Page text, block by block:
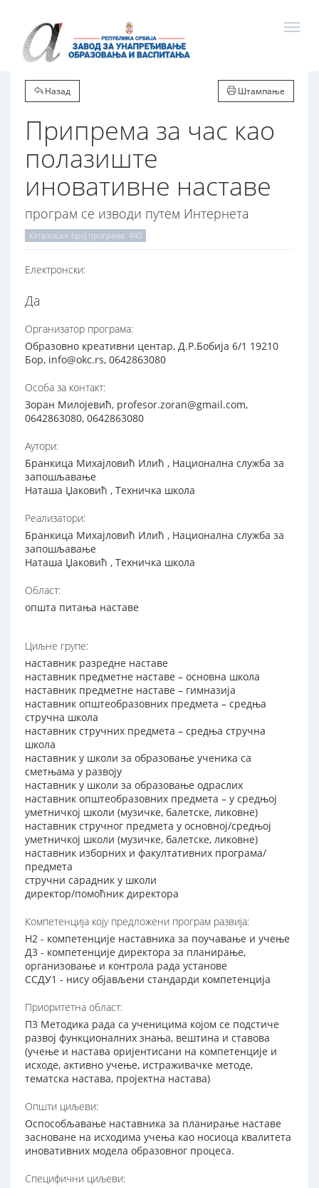
Назад Штампање
Припрема за час као
полазиште
иновативне наставе
програм се изводи путем Интернета
Каталошки број програма: 440
Електронски:
Да
Организатор програма:
Образовно креативни центар, Д.Р.Бобија 6/1 19210
Бор, info@okc.rs, 0642863080
Особа за контакт:
Зоран Милојевић, profesor.zoran@gmail.com,
0642863080, 0642863080
Аутори:
Бранкица Михајловић Илић , Национална служба за
запошљавање
Наташа Џаковић , Техничка школа
Реализатори:
Бранкица Михајловић Илић , Национална служба за
запошљавање
Наташа Џаковић , Техничка школа
Област:
општа питања наставе
Циљне групе:
наставник разредне наставе
наставник предметне наставе – основна школа
наставник предметне наставе – гимназија
наставник општеобразовних предмета – средња
стручна школа
наставник стручних предмета – средња стручна
школа
наставник у школи за образовање ученика са
сметњама у развоју
наставник у школи за образовање одраслих
наставник општеобразовних предмета – у средњој
уметничкој школи (музичке, балетске, ликовне)
наставник стручног предмета у основној/средњој
уметничкој школи (музичке, балетске, ликовне)
наставник изборних и факултативних програма/
предмета
стручни сарадник у школи
директор/помоћник директора
Компетенција коју предложени програм развија:
Н2 - компетенције наставника за поучавање и учење
Д3 - компетенције директора за планирање,
организовање и контролa рада установе
ССДУ1 - нису објављени стандарди компетенција
Приоритетна област:
П3 Методика рада са ученицима којом се подстиче
развој функционалних знања, вештина и ставова
(учење и настава оријентисани на компетенције и
исходе, активно учење, истраживачке методе,
тематска настава, пројектна настава)
Општи циљеви:
Оспособљавање наставника за планирање наставе
засноване на исходима учења као носиоца квалитета
иновативних модела образовног процеса.
Специфични циљеви: